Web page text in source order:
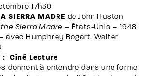
17h30
SIERRA MADRE de John Huston
Sierra Madre – États-Unis – 1948
avec Humphrey Bogart, Walter
: Ciné Lecture
donnent à entendre dans une forme